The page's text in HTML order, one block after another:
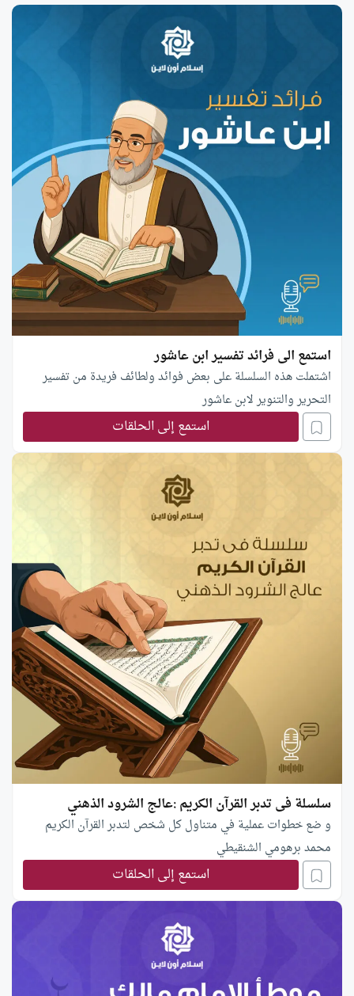
استمع الى فرائد تفسير ابن عاشور
اشتملت هذه السلسلة على بعض فوائد ولطائف فريدة من تفسير
التحرير والتنوير لابن عاشور
استمع إلى الحلقات
سلسلة فى تدبر القرآن الكريم :عالج الشرود الذهني
و ضع خطوات عملية في متناول كل شخص لتدبر القرآن الكريم
محمد برهومي الشنقيطي
استمع إلى الحلقات